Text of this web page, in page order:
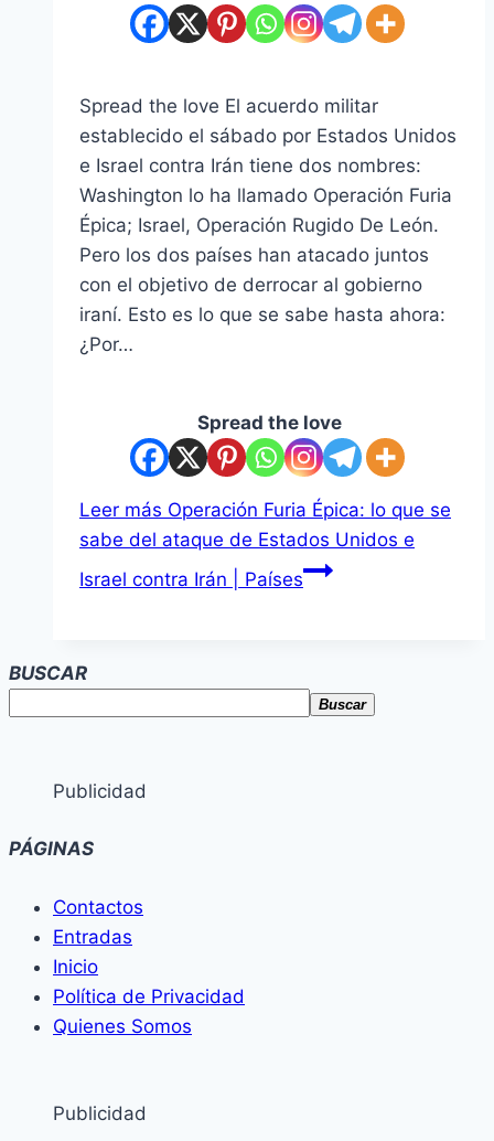
Spread the love El acuerdo militar
establecido el sábado por Estados Unidos
e Israel contra Irán tiene dos nombres:
Washington lo ha llamado Operación Furia
Épica; Israel, Operación Rugido De León.
Pero los dos países han atacado juntos
con el objetivo de derrocar al gobierno
iraní. Esto es lo que se sabe hasta ahora:
¿Por…
Spread the love
Leer más Operación Furia Épica: lo que se
sabe del ataque de Estados Unidos e
Israel contra Irán | Países
BUSCAR
Buscar
Publicidad
PÁGINAS
Contactos
Entradas
Inicio
Política de Privacidad
Quienes Somos
Publicidad